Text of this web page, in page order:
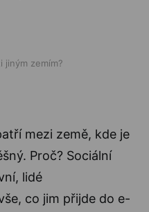
jiným zemím?
mezi země, kde je
Proč? Sociální
lidé
co jim přijde do e-